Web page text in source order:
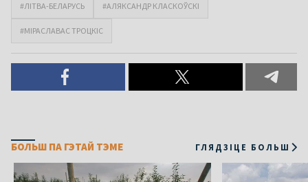
#ЛІТВА-БЕЛАРУСЬ #АЛЯКСАНДР КЛАСКОЎСКІ
#МІРАСЛАВАС ТРОЦКІС
БОЛЬШ ПА ГЭТАЙ ТЭМЕ ГЛЯДЗІЦЕ БОЛЬШ